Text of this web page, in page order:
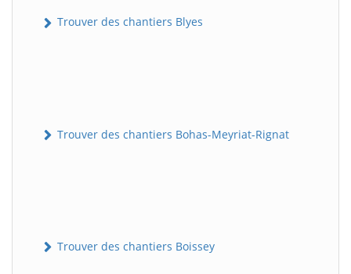
Trouver des chantiers Blyes
Trouver des chantiers Bohas-Meyriat-Rignat
Trouver des chantiers Boissey